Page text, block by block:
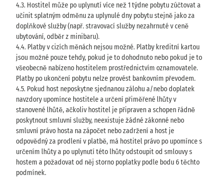
4.3. Hostitel může po uplynutí více než 1 týdne pobytu zúčtovat a
učinit splatným odměnu za uplynulé dny pobytu stejně jako za
doplňkové služby (např. stravovací služby nezahrnuté v ceně
ubytování, odběr z minibaru).
4.4. Platby v cizích měnách nejsou možné. Platby kreditní kartou
jsou možné pouze tehdy, pokud je to dohodnuto nebo pokud je to
všeobecně nabízeno hostitelem prostřednictvím oznamovatele.
Platby po ukončení pobytu nelze provést bankovním převodem.
4.5. Pokud host neposkytne sjednanou zálohu a/nebo doplatek
navzdory upomínce hostitele a určení přiměřené lhůty v
stanovené lhůtě, ačkoliv hostitel je připraven a schopen řádně
poskytnout smluvní služby, neexistuje žádné zákonné nebo
smluvní právo hosta na zápočet nebo zadržení a host je
odpovědný za prodlení v platbě, má hostitel právo po upomínce s
určením lhůty a po uplynutí této lhůty odstoupit od smlouvy s
hostem a požadovat od něj storno poplatky podle bodu 6 těchto
podmínek.